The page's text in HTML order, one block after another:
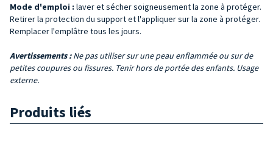
Mode d'emploi : laver et sécher soigneusement la zone à protéger.
Retirer la protection du support et l'appliquer sur la zone à protéger.
Remplacer l'emplâtre tous les jours.
Avertissements : Ne pas utiliser sur une peau enflammée ou sur de
petites coupures ou fissures. Tenir hors de portée des enfants. Usage
externe.
Produits liés